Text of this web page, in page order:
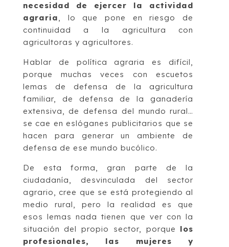
necesidad de ejercer la actividad
agraria, lo que pone en riesgo de
continuidad a la agricultura con
agricultoras y agricultores.
Hablar de política agraria es difícil,
porque muchas veces con escuetos
lemas de defensa de la agricultura
familiar, de defensa de la ganadería
extensiva, de defensa del mundo rural…
se cae en eslóganes publicitarios que se
hacen para generar un ambiente de
defensa de ese mundo bucólico.
De esta forma, gran parte de la
ciudadanía, desvinculada del sector
agrario, cree que se está protegiendo al
medio rural, pero la realidad es que
esos lemas nada tienen que ver con la
situación del propio sector, porque los
profesionales, las mujeres y